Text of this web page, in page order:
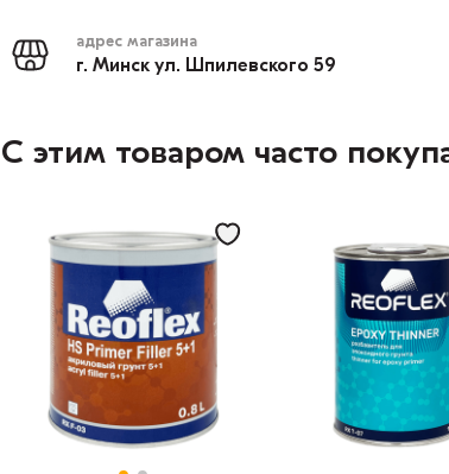
адрес магазина
г. Минск ул. Шпилевского 59
С этим товаром часто